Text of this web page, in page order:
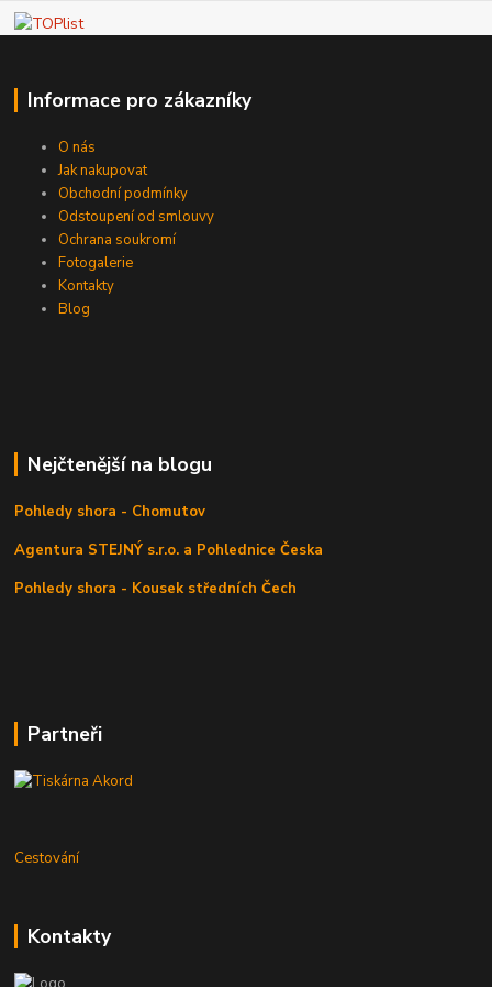
Informace pro zákazníky
O nás
Jak nakupovat
Obchodní podmínky
Odstoupení od smlouvy
Ochrana soukromí
Fotogalerie
Kontakty
Blog
Nejčtenější na blogu
Pohledy shora - Chomutov
Agentura STEJNÝ s.r.o. a Pohlednice Česka
Pohledy shora - Kousek středních Čech
Partneři
Cestování
Kontakty